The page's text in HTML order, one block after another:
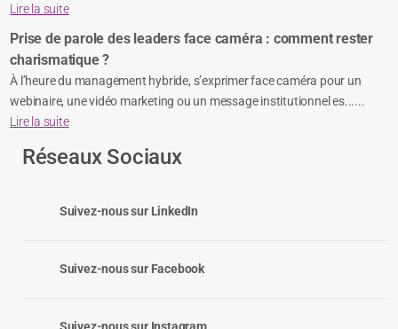
Lire la suite
Prise de parole des leaders face caméra : comment rester
charismatique ?
À l’heure du management hybride, s’exprimer face caméra pour un
webinaire, une vidéo marketing ou un message institutionnel es......
Lire la suite
Réseaux Sociaux
Suivez-nous sur LinkedIn
Suivez-nous sur Facebook